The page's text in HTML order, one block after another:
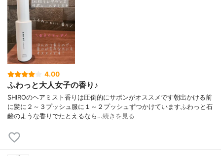
4.00
ふわっと大人女子の香り♪
SHIROのヘアミスト香りは圧倒的にサボンがオススメです朝出かける前
に髪に２～３プッシュ服に１～２プッシュずつかけていますふわっと石
鹸のような香りでたとえるなら…続きを見る